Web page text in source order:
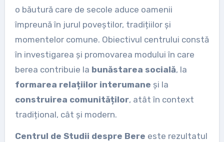
o băutură care de secole aduce oamenii
împreună în jurul poveștilor, tradițiilor și
momentelor comune. Obiectivul centrului constă
în investigarea și promovarea modului în care
berea contribuie la bunăstarea socială, la
formarea relațiilor interumane și la
construirea comunităților, atât în context
tradițional, cât și modern.
Centrul de Studii despre Bere este rezultatul